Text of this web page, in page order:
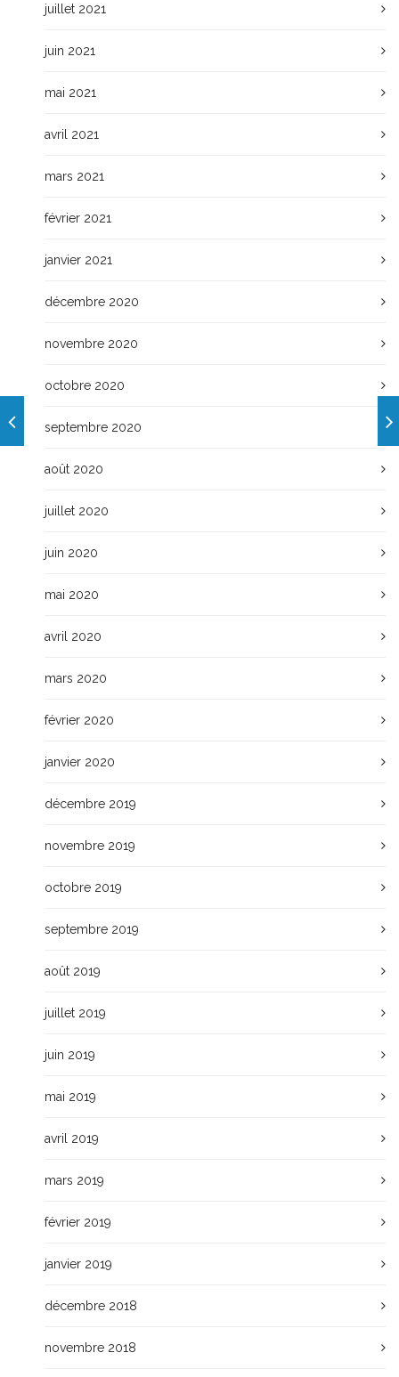
juillet 2021
juin 2021
mai 2021
avril 2021
mars 2021
février 2021
janvier 2021
décembre 2020
novembre 2020
octobre 2020
septembre 2020
août 2020
juillet 2020
juin 2020
mai 2020
avril 2020
mars 2020
février 2020
janvier 2020
décembre 2019
novembre 2019
octobre 2019
septembre 2019
août 2019
juillet 2019
juin 2019
mai 2019
avril 2019
mars 2019
février 2019
janvier 2019
décembre 2018
novembre 2018